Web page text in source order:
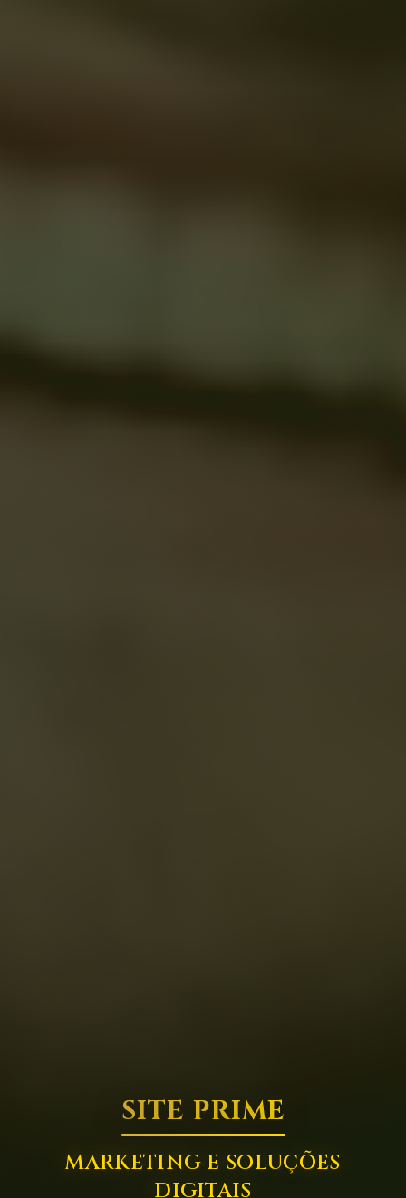
SITE PRIME
MARKETING E SOLUÇÕES
DIGITAIS